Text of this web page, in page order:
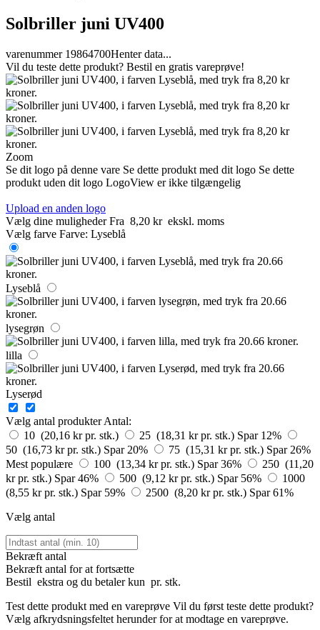
Solbriller juni UV400
varenummer 19864700Henter data...
Vil du teste dette produkt? Bestil en gratis vareprøve!
Zoom
Se dit logo på denne vare Se dette produkt med dit logo Se dette
produkt uden dit logo LogoView er ikke tilgængelig
Upload en anden logo
Vælg dine muligheder Fra 8,20 kr ekskl. moms
Vælg farve Farve: Lyseblå
Lyseblå
lysegrøn
lilla
Lyserød
Vælg antal produkter Antal:
10 (20,16 kr pr. stk.)
25 (18,31 kr pr. stk.) Spar 12%
50 (16,73 kr pr. stk.) Spar 20% 75 (15,31 kr pr. stk.) Spar 26%
Mest populære
100 (13,34 kr pr. stk.) Spar 36%
250 (11,20
kr pr. stk.) Spar 46% 500 (9,12 kr pr. stk.) Spar 56%
1000
(8,55 kr pr. stk.) Spar 59% 2500 (8,20 kr pr. stk.) Spar 61%
Vælg antal
Bekræft antal
Bekræft antal for at fortsætte
Bestil ekstra og du betaler kun pr. stk.
Test dette produkt med en vareprøve Vil du først teste dette produkt?
Vælg afkrydsningsfeltet herunder for at modtage en vareprøve.